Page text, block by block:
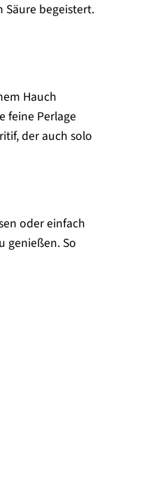
Säure begeistert.
Hauch
feine Perlage
der auch solo
oder einfach
genießen. So